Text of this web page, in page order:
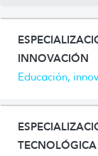
INNOVACIÓN
Educación,